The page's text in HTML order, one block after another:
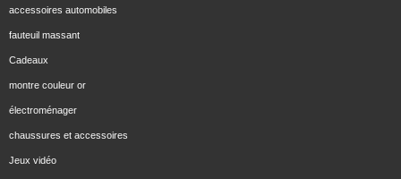
accessoires automobiles
fauteuil massant
Cadeaux
montre couleur or
électroménager
chaussures et accessoires
Jeux vidéo